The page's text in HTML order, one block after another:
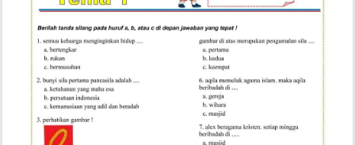
SD
Semester
Kurikulum
2013
yang